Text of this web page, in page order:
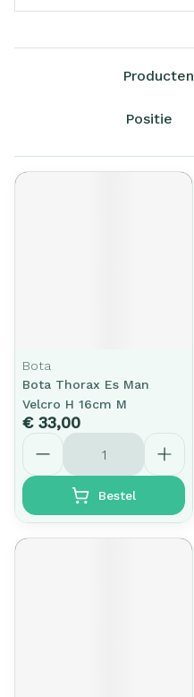
Producten
Sorteer op:
Bota
Bota Thorax Es Man
Velcro H 16cm M
€ 33,00
Aantal
Bestel